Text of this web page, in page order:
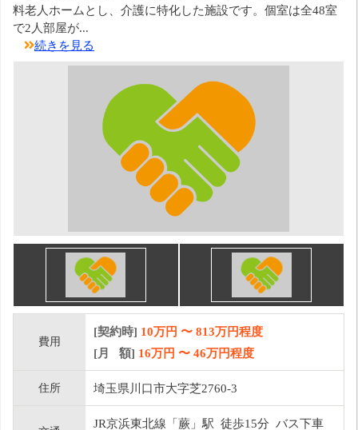
料老人ホームとし、介護に特化した施設です。個室は全48室
で2人部屋が...
続きを見る
費用
[契約時] 10万円 〜 813万円程度
[月 額] 16万円 〜 46万円程度
住所 埼玉県川口市大字芝2760-3
JR京浜東北線「蕨」駅 徒歩15分 バス下車